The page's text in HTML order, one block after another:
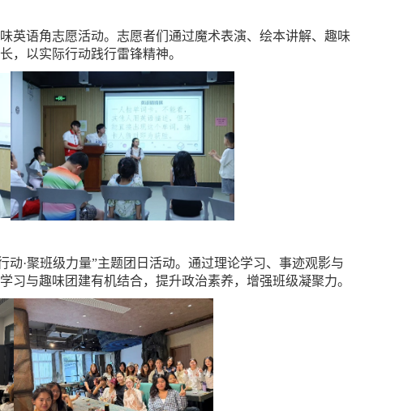
英语角志愿活动。志愿者们通过魔术表演、绘本讲解、趣味
，以实际行动践行雷锋精神。
动·聚班级力量”主题团日活动。通过理论学习、事迹观影与
与趣味团建有机结合，提升政治素养，增强班级凝聚力。